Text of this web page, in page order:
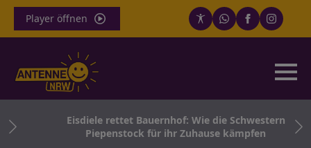
Player öffnen
Eisdiele rettet Bauernhof: Wie die Schwestern
Piepenstock für ihr Zuhause kämpfen